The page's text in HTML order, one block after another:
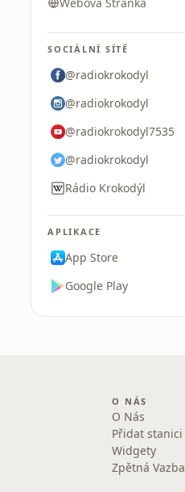
SOCIÁLNÍ SÍTĚ
@radiokrokodyl
@radiokrokodyl
@radiokrokodyl7535
@radiokrokodyl
Rádio Krokodýl
APLIKACE
App Store
Google Play
O NÁS
O Nás
Přidat stanici
Widgety
Zpětná Vazba